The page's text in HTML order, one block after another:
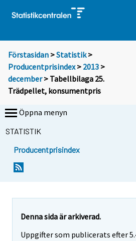
Förstasidan >Statistik >
Producentprisindex> 2013 >
december> Tabellbilaga 25.
Trädpellet, konsumentpris
Öppna menyn
STATISTIK
Producentprisindex
Denna sida är arkiverad.
Uppgifter som publicerats efter